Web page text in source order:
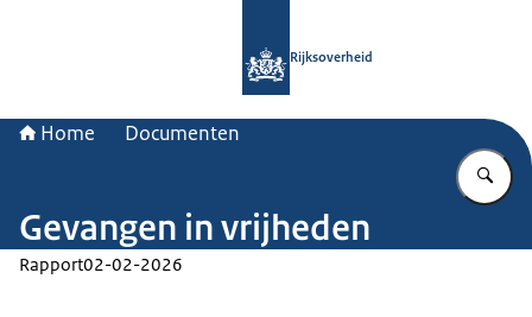
Rijksoverheid
Home Documenten
Gevangen in vrijheden
Rapport02-02-2026